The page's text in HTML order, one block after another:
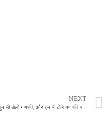
NEXT
तुम भी बोलो गणपति, और हम भी बोले गणपति भजन लिरिक्स